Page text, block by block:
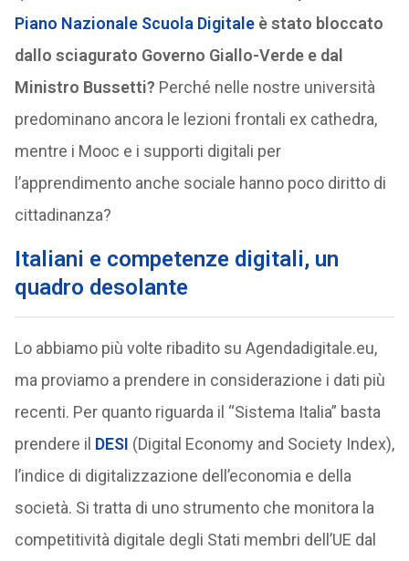
Piano Nazionale Scuola Digitaleè stato bloccato
dallo sciagurato Governo Giallo-Verde e dal
Ministro Bussetti? Perché nelle nostre università
predominano ancora le lezioni frontali ex cathedra,
mentre i Mooc e i supporti digitali per
l’apprendimento anche sociale hanno poco diritto di
cittadinanza?
Italiani e competenze digitali, un
quadro desolante
Lo abbiamo più volte ribadito su Agendadigitale.eu,
ma proviamo a prendere in considerazione i dati più
recenti. Per quanto riguarda il “Sistema Italia” basta
prendere il DESI (Digital Economy and Society Index),
l’indice di digitalizzazione dell’economia e della
società. Si tratta di uno strumento che monitora la
competitività digitale degli Stati membri dell’UE dal